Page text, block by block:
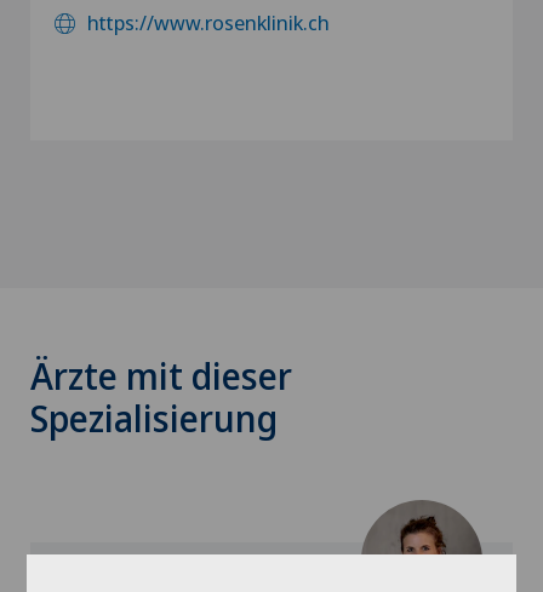
https://www.rosenklinik.ch
Ärzte mit dieser
Spezialisierung